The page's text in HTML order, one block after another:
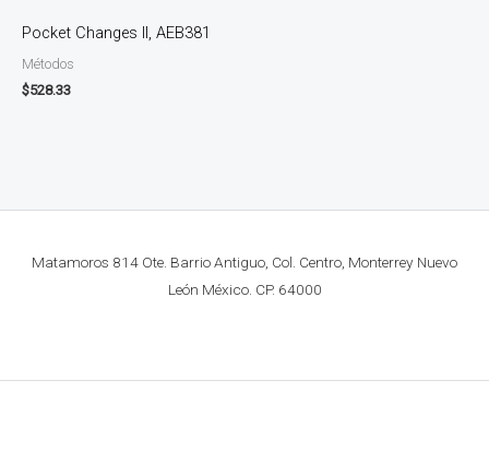
Pocket Changes II, AEB381
Métodos
$528.33
Matamoros 814 Ote. Barrio Antiguo, Col. Centro, Monterrey Nuevo
León México. CP. 64000